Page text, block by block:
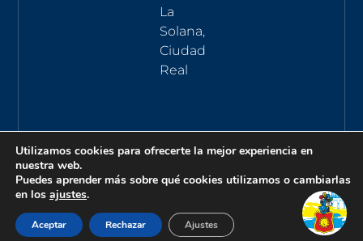
La
Solana,
Ciudad
Real
Utilizamos cookies para ofrecerte la mejor experiencia en
nuestra web.
Puedes aprender más sobre qué cookies utilizamos o cambiarlas
en los ajustes.
Aceptar Rechazar Ajustes